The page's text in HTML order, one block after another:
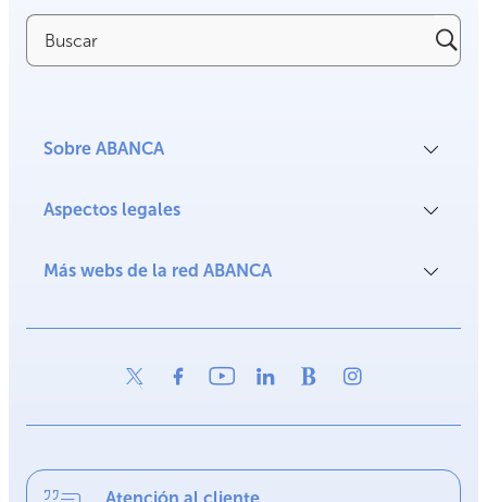
Buscar
Sobre ABANCA
Aspectos legales
Más webs de la red ABANCA